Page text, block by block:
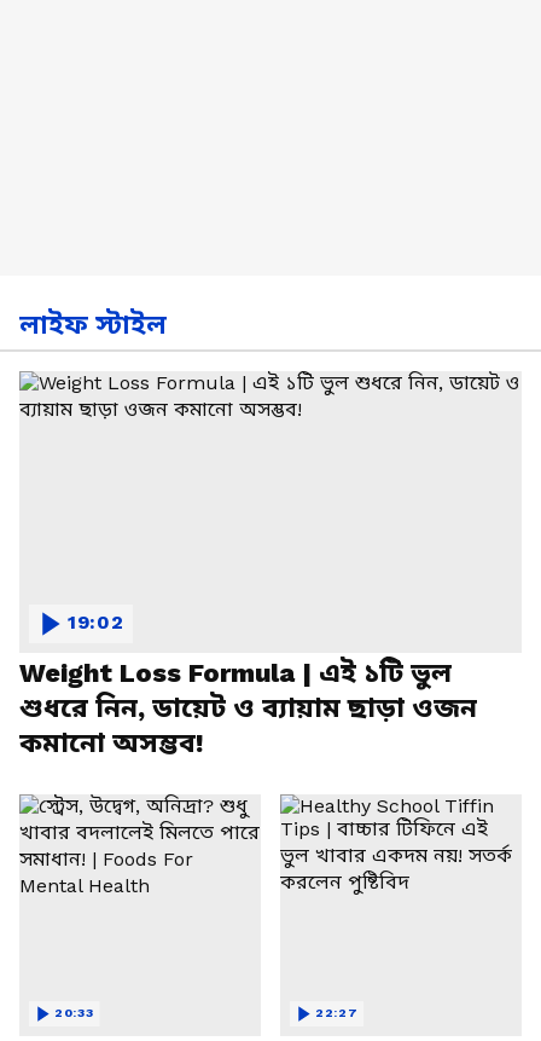
লাইফ স্টাইল
Weight Loss Formula | এই ১টি ভুল
শুধরে নিন, ডায়েট ও ব্যায়াম ছাড়া ওজন
কমানো অসম্ভব!
19:02
20:33 22:27